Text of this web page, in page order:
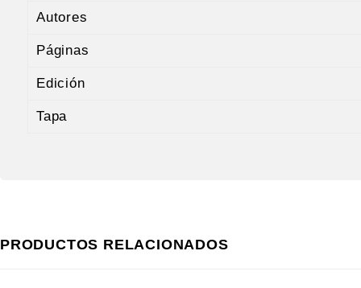
Autores
Páginas
Edición
Tapa
PRODUCTOS RELACIONADOS